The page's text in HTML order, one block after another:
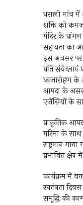
धराली गांव
शक्ति को
मंदिर के
सहायता का
इस अवसर पर
प्रति संवेदनाएं
ध्वजारोहण के
आपदा के असर
एजेंसियों के
प्राकृतिक
गरिमा के
राष्ट्रगान
प्रभावित
कार्यक्रम में
स्वतंत्रता
समृद्धि की